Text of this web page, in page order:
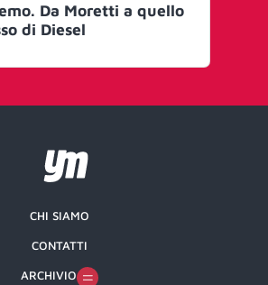
Da Moretti a quello
di Diesel
CHI SIAMO
CONTATTI
ARCHIVIO